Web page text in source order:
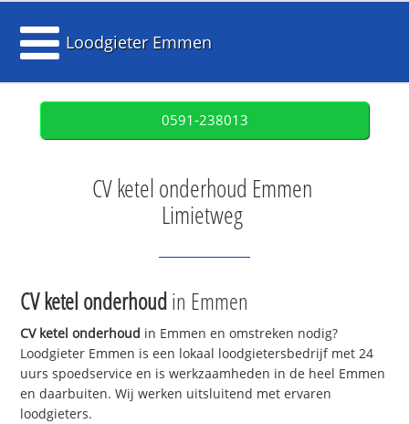
Loodgieter Emmen
0591-238013
CV ketel onderhoud Emmen
Limietweg
CV ketel onderhoudin Emmen
CV ketel onderhoud in Emmen en omstreken nodig?
Loodgieter Emmen is een lokaal loodgietersbedrijf met 24
uurs spoedservice en is werkzaamheden in de heel Emmen
en daarbuiten. Wij werken uitsluitend met ervaren
loodgieters.